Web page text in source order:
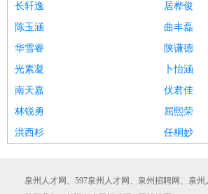
长轩逸
居桦俊
陈玉涵
曲丰磊
华雪睿
陕谦德
光素凝
卜怡涵
南天嘉
伏君佳
林锐勇
屈熙荣
洪西杉
任桐妙
泉州人才网、597泉州人才网、泉州招聘网、泉州